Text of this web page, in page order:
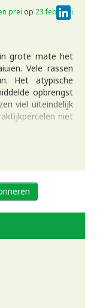
prei op 23 februari
grote mate het
Vele rassen
Het atypische
opbrengst
viel uiteindelijk
niet